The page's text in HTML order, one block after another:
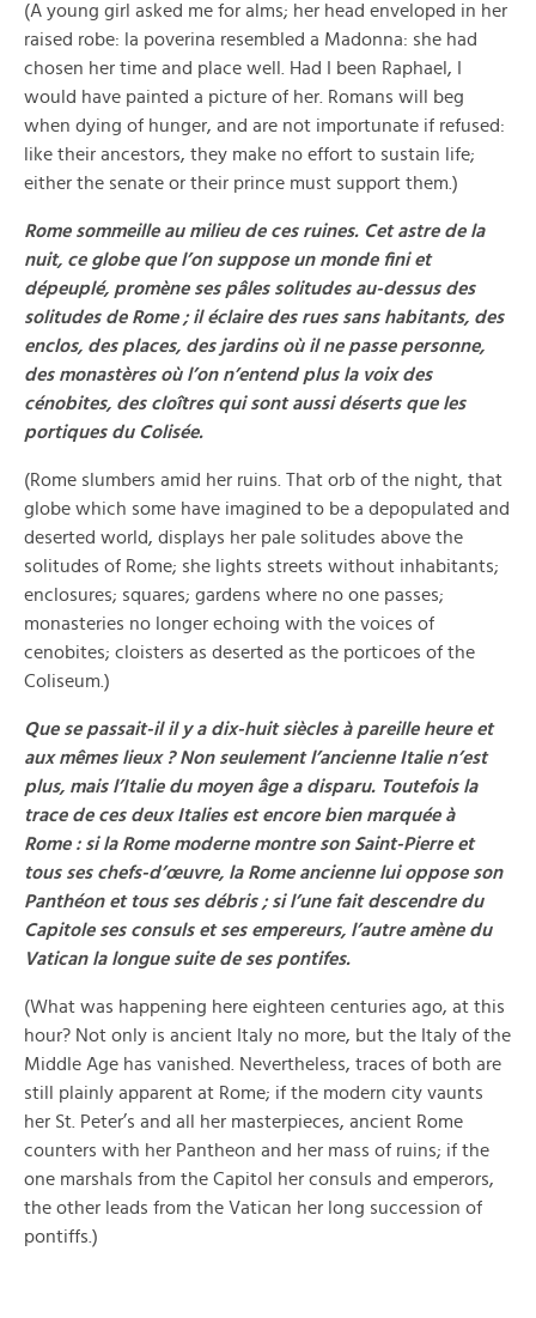
(A young girl asked me for alms; her head enveloped in her
raised robe: la poverina resembled a Madonna: she had
chosen her time and place well. Had I been Raphael, I
would have painted a picture of her. Romans will beg
when dying of hunger, and are not importunate if refused:
like their ancestors, they make no effort to sustain life;
either the senate or their prince must support them.)
Rome sommeille au milieu de ces ruines. Cet astre de la
nuit, ce globe que l’on suppose un monde fini et
dépeuplé, promène ses pâles solitudes au-dessus des
solitudes de Rome ; il éclaire des rues sans habitants, des
enclos, des places, des jardins où il ne passe personne,
des monastères où l’on n’entend plus la voix des
cénobites, des cloîtres qui sont aussi déserts que les
portiques du Colisée.
(Rome slumbers amid her ruins. That orb of the night, that
globe which some have imagined to be a depopulated and
deserted world, displays her pale solitudes above the
solitudes of Rome; she lights streets without inhabitants;
enclosures; squares; gardens where no one passes;
monasteries no longer echoing with the voices of
cenobites; cloisters as deserted as the porticoes of the
Coliseum.)
Que se passait-il il y a dix-huit siècles à pareille heure et
aux mêmes lieux ? Non seulement l’ancienne Italie n’est
plus, mais l’Italie du moyen âge a disparu. Toutefois la
trace de ces deux Italies est encore bien marquée à
Rome : si la Rome moderne montre son Saint-Pierre et
tous ses chefs-d’œuvre, la Rome ancienne lui oppose son
Panthéon et tous ses débris ; si l’une fait descendre du
Capitole ses consuls et ses empereurs, l’autre amène du
Vatican la longue suite de ses pontifes.
(What was happening here eighteen centuries ago, at this
hour? Not only is ancient Italy no more, but the Italy of the
Middle Age has vanished. Nevertheless, traces of both are
still plainly apparent at Rome; if the modern city vaunts
her St. Peter’s and all her masterpieces, ancient Rome
counters with her Pantheon and her mass of ruins; if the
one marshals from the Capitol her consuls and emperors,
the other leads from the Vatican her long succession of
pontiffs.)